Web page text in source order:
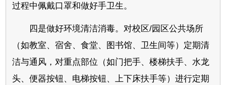
过程中佩戴口罩和做好手卫生。
四是做好环境清洁消毒。对校区/园区公共场所
（如教室、宿舍、食堂、图书馆、卫生间等）定期清
洁与通风，对重点部位（如门把手、楼梯扶手、水龙
头、便器按钮、电梯按钮、上下床扶手等）进行定期